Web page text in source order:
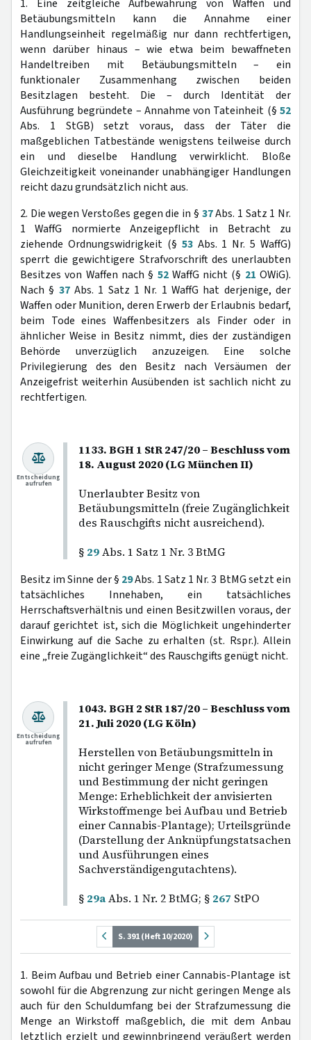
1. Eine zeitgleiche Aufbewahrung von Waffen und
Betäubungsmitteln kann die Annahme einer
Handlungseinheit regelmäßig nur dann rechtfertigen,
wenn darüber hinaus – wie etwa beim bewaffneten
Handeltreiben mit Betäubungsmitteln – ein
funktionaler Zusammenhang zwischen beiden
Besitzlagen besteht. Die – durch Identität der
Ausführung begründete – Annahme von Tateinheit (§ 52
Abs. 1 StGB) setzt voraus, dass der Täter die
maßgeblichen Tatbestände wenigstens teilweise durch
ein und dieselbe Handlung verwirklicht. Bloße
Gleichzeitigkeit voneinander unabhängiger Handlungen
reicht dazu grundsätzlich nicht aus.
2. Die wegen Verstoßes gegen die in § 37Abs. 1 Satz 1 Nr.
1 WaffG normierte Anzeigepflicht in Betracht zu
ziehende Ordnungswidrigkeit (§ 53Abs. 1 Nr. 5 WaffG)
sperrt die gewichtigere Strafvorschrift des unerlaubten
Besitzes von Waffen nach § 52WaffG nicht (§ 21 OWiG).
Nach § 37Abs. 1 Satz 1 Nr. 1 WaffG hat derjenige, der
Waffen oder Munition, deren Erwerb der Erlaubnis bedarf,
beim Tode eines Waffenbesitzers als Finder oder in
ähnlicher Weise in Besitz nimmt, dies der zuständigen
Behörde unverzüglich anzuzeigen. Eine solche
Privilegierung des den Besitz nach Versäumen der
Anzeigefrist weiterhin Ausübenden ist sachlich nicht zu
rechtfertigen.
1133. BGH 1 StR 247/20 – Beschluss vom
18. August 2020 (LG München II)
Unerlaubter Besitz von
Betäubungsmitteln (freie Zugänglichkeit
des Rauschgifts nicht ausreichend).
§ 29Abs. 1 Satz 1 Nr. 3 BtMG
Entscheidung
aufrufen
Besitz im Sinne der § 29Abs. 1 Satz 1 Nr. 3 BtMG setzt ein
tatsächliches Innehaben, ein tatsächliches
Herrschaftsverhältnis und einen Besitzwillen voraus, der
darauf gerichtet ist, sich die Möglichkeit ungehinderter
Einwirkung auf die Sache zu erhalten (st. Rspr.). Allein
eine „freie Zugänglichkeit“ des Rauschgifts genügt nicht.
1043. BGH 2 StR 187/20 – Beschluss vom
21. Juli 2020 (LG Köln)
Herstellen von Betäubungsmitteln in
nicht geringer Menge (Strafzumessung
und Bestimmung der nicht geringen
Menge: Erheblichkeit der anvisierten
Wirkstoffmenge bei Aufbau und Betrieb
einer Cannabis-Plantage); Urteilsgründe
(Darstellung der Anknüpfungstatsachen
und Ausführungen eines
Sachverständigengutachtens).
§ 29aAbs. 1 Nr. 2 BtMG; § 267 StPO
Entscheidung
aufrufen
S. 391 (Heft 10/2020)
1. Beim Aufbau und Betrieb einer Cannabis-Plantage ist
sowohl für die Abgrenzung zur nicht geringen Menge als
auch für den Schuldumfang bei der Strafzumessung die
Menge an Wirkstoff maßgeblich, die mit dem Anbau
letztlich erzielt und gewinnbringend veräußert werden